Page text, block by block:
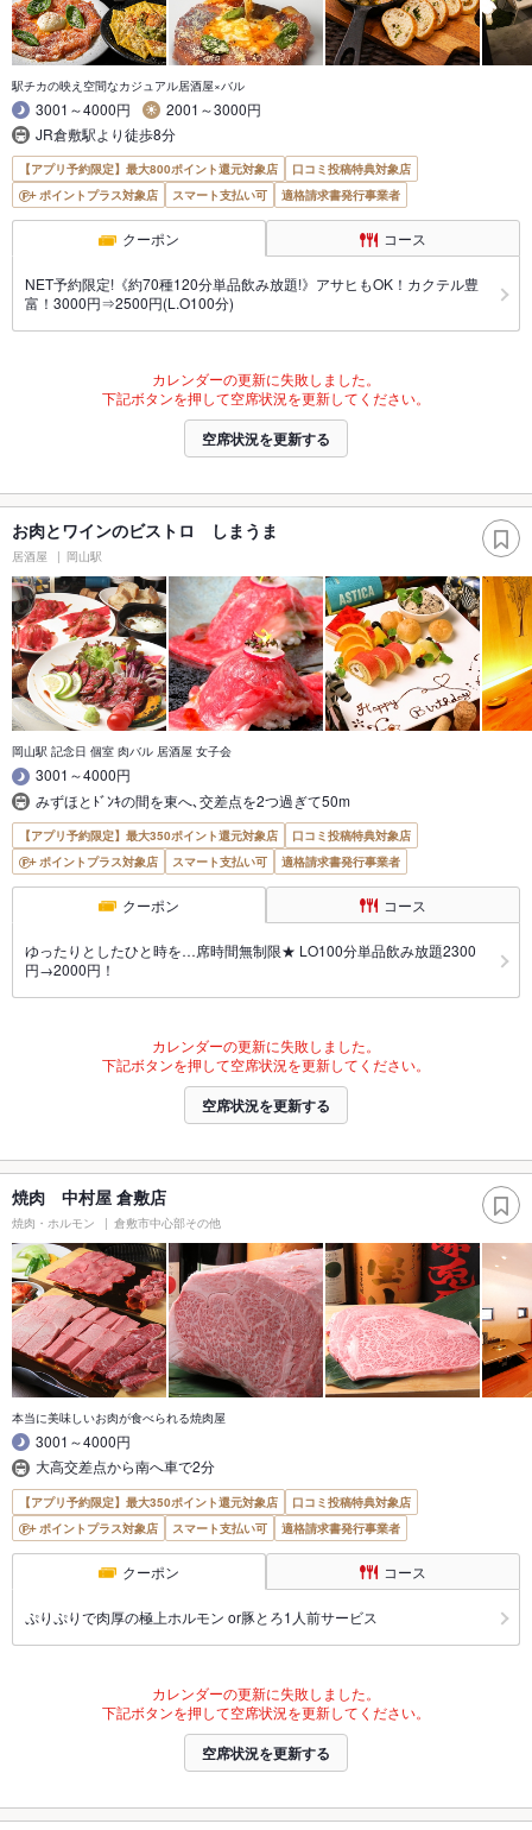
駅チカの映え空間なカジュアル居酒屋×バル
3001～4000円
2001～3000円
JR倉敷駅より徒歩8分
【アプリ予約限定】最大800ポイント還元対象店
口コミ投稿特典対象店
ポイントプラス対象店
スマート支払い可 適格請求書発行事業者
クーポン コース
NET予約限定!《約70種120分単品飲み放題!》アサヒもOK！カクテル豊
富！3000円⇒2500円(L.O100分)
カレンダーの更新に失敗しました。
下記ボタンを押して空席状況を更新してください。
空席状況を更新する
お肉とワインのビストロ しまうま
居酒屋 岡山駅
岡山駅 記念日 個室 肉バル 居酒屋 女子会
3001～4000円
みずほとﾄﾞﾝｷの間を東へ､交差点を2つ過ぎて50m
【アプリ予約限定】最大350ポイント還元対象店
口コミ投稿特典対象店
ポイントプラス対象店
スマート支払い可 適格請求書発行事業者
クーポン コース
ゆったりとしたひと時を…席時間無制限★ LO100分単品飲み放題2300
円→2000円！
カレンダーの更新に失敗しました。
下記ボタンを押して空席状況を更新してください。
空席状況を更新する
焼肉 中村屋 倉敷店
焼肉・ホルモン 倉敷市中心部その他
本当に美味しいお肉が食べられる焼肉屋
3001～4000円
大高交差点から南へ車で2分
【アプリ予約限定】最大350ポイント還元対象店
口コミ投稿特典対象店
ポイントプラス対象店
スマート支払い可 適格請求書発行事業者
クーポン コース
ぷりぷりで肉厚の極上ホルモン or豚とろ1人前サービス
カレンダーの更新に失敗しました。
下記ボタンを押して空席状況を更新してください。
空席状況を更新する